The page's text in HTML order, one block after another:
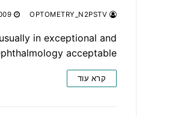
in exceptional and
acceptable…
קרא עוד